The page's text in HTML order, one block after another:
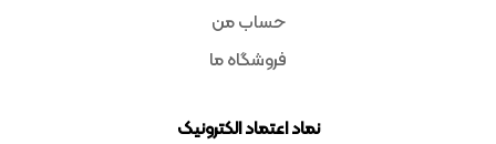
حساب من
فروشگاه ما
نماد اعتماد الکترونیک